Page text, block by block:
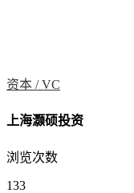
资本 /VC
上海灏硕投资
浏览次数
133